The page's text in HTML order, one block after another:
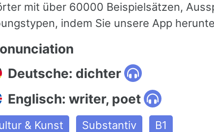
mit über 60000 Beispielsätzen,
indem Sie unsere App
Deutsche: dichter
Englisch: writer, poet
& Kunst Substantiv B1